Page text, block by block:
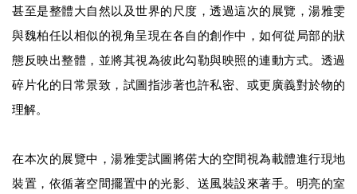
甚至是整體大自然以及世界的尺度，透過這次的展覽，湯雅雯
與魏柏任以相似的視角呈現在各自的創作中，如何從局部的狀
態反映出整體，並將其視為彼此勾勒與映照的連動方式。透過
碎片化的日常景致，試圖指涉著也許私密、或更廣義對於物的
理解。
在本次的展覽中，湯雅雯試圖將偌大的空間視為載體進行現地
裝置，依循著空間擺置中的光影、送風裝設來著手。明亮的室